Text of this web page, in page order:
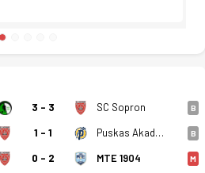
3 - 3 SC Sopron B
1 - 1 Puskas Akademia II B
0 - 2 MTE 1904 M